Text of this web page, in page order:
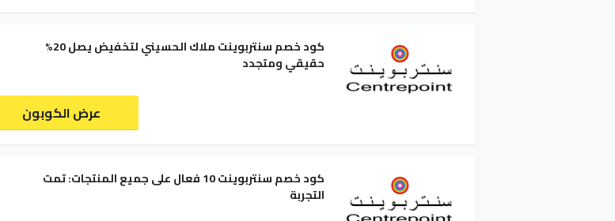
كود خصم سنتربوينت ملاك الحسيني لتخفيض يصل 20%
حقيقي ومتجدد
عرض الكوبون
كود خصم سنتربوينت 10 فعال على جميع المنتجات: تمت
التجربة